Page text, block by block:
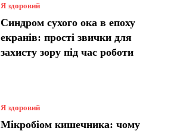
Я здоровий
Синдром сухого ока в епоху
екранів: прості звички для
захисту зору під час роботи
Я здоровий
Мікробіом кишечника: чому